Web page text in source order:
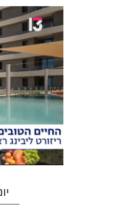
אני מאשר/ת קבלת חומרים פרסומיים
ו/או שיחת טלפון שיווקית מקבוצת אורנים
ו/או מי מטעמה בנוגע לפרויקט ו/או
לפרויקטים אחרים שלהם וזאת גם אם
פרטיי נמצאים במאגר 'אל תתקשרו אלי'
של הרשות להגנת הצרכן ואני מוותר
בזאת על כל טענה ו/או דרישה ו/או
תביעה כלפי קבוצת אורנים ו/או מי
מטעמה בקשר לכך